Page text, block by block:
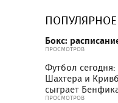
Бокс:
ПРОСМОТРОВ
Футбол
Шахтера и
сыграет
ПРОСМОТРОВ